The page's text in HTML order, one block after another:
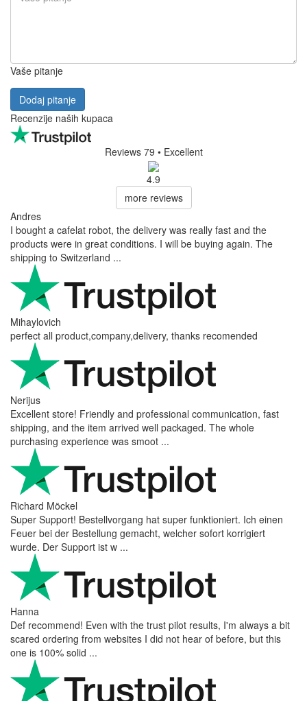
Vaše pitanje
Dodaj pitanje
Recenzije naših kupaca
Reviews 79 • Excellent
4.9
more reviews
Andres
I bought a cafelat robot, the delivery was really fast and the
products were in great conditions. I will be buying again. The
shipping to Switzerland ...
Mihaylovich
perfect all product,company,delivery, thanks recomended
Nerijus
Excellent store! Friendly and professional communication, fast
shipping, and the item arrived well packaged. The whole
purchasing experience was smoot ...
Richard Möckel
Super Support! Bestellvorgang hat super funktioniert. Ich einen
Feuer bei der Bestellung gemacht, welcher sofort korrigiert
wurde. Der Support ist w ...
Hanna
Def recommend! Even with the trust pilot results, I'm always a bit
scared ordering from websites I did not hear of before, but this
one is 100% solid ...